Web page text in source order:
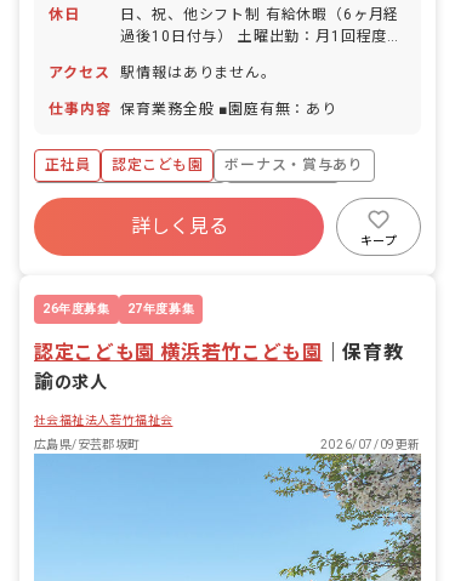
休日
日、祝、他シフト制 有給休暇（6ヶ月経
過後10日付与） 土曜出勤：月1回程度
アクセス
駅情報はありません。
仕事内容 保育業務全般 ■園庭有無：あり
正社員 認定こども園
ボーナス・賞与あり
寮・住宅・家賃補助あり
社会保険完備
福利厚生充実
退職金制度
詳しく見る
キープ
26年度募集 27年度募集
認定こども園 横浜若竹こども園 ｜保育教
諭の求人
社会福祉法人若竹福祉会
広島県/安芸郡坂町
2026/07/09更新